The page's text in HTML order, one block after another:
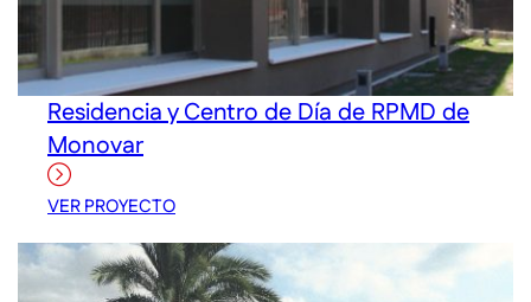
Residencia y Centro de Día de RPMD de
Monovar
VER PROYECTO